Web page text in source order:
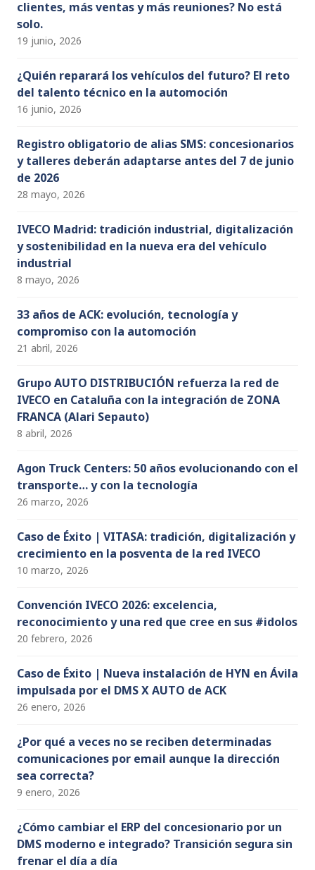
clientes, más ventas y más reuniones? No está
solo.
19 junio, 2026
¿Quién reparará los vehículos del futuro? El reto
del talento técnico en la automoción
16 junio, 2026
Registro obligatorio de alias SMS: concesionarios
y talleres deberán adaptarse antes del 7 de junio
de 2026
28 mayo, 2026
IVECO Madrid: tradición industrial, digitalización
y sostenibilidad en la nueva era del vehículo
industrial
8 mayo, 2026
33 años de ACK: evolución, tecnología y
compromiso con la automoción
21 abril, 2026
Grupo AUTO DISTRIBUCIÓN refuerza la red de
IVECO en Cataluña con la integración de ZONA
FRANCA (Alari Sepauto)
8 abril, 2026
Agon Truck Centers: 50 años evolucionando con el
transporte… y con la tecnología
26 marzo, 2026
Caso de Éxito | VITASA: tradición, digitalización y
crecimiento en la posventa de la red IVECO
10 marzo, 2026
Convención IVECO 2026: excelencia,
reconocimiento y una red que cree en sus #idolos
20 febrero, 2026
Caso de Éxito | Nueva instalación de HYN en Ávila
impulsada por el DMS X AUTO de ACK
26 enero, 2026
¿Por qué a veces no se reciben determinadas
comunicaciones por email aunque la dirección
sea correcta?
9 enero, 2026
¿Cómo cambiar el ERP del concesionario por un
DMS moderno e integrado? Transición segura sin
frenar el día a día